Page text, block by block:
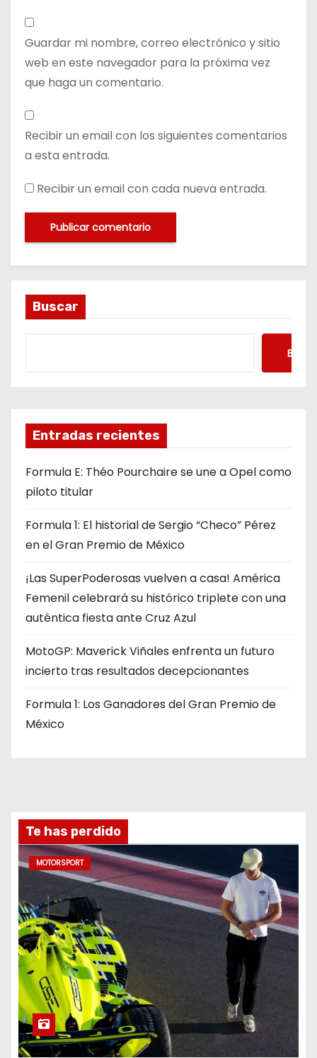
Guardar mi nombre, correo electrónico y sitio
web en este navegador para la próxima vez
que haga un comentario.
Recibir un email con los siguientes comentarios
a esta entrada.
Recibir un email con cada nueva entrada.
Buscar
Entradas recientes
Formula E: Théo Pourchaire se une a Opel como
piloto titular
Formula 1: El historial de Sergio “Checo” Pérez
en el Gran Premio de México
¡Las SuperPoderosas vuelven a casa! América
Femenil celebrará su histórico triplete con una
auténtica fiesta ante Cruz Azul
MotoGP: Maverick Viñales enfrenta un futuro
incierto tras resultados decepcionantes
Formula 1: Los Ganadores del Gran Premio de
México
Te has perdido
MOTORSPORT